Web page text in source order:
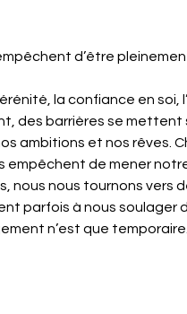
d’être
la confiance en soi,
des barrières se mettent
ambitions et nos rêves.
empêchent de mener
nous nous tournons vers
parfois à nous soulager
n’est que